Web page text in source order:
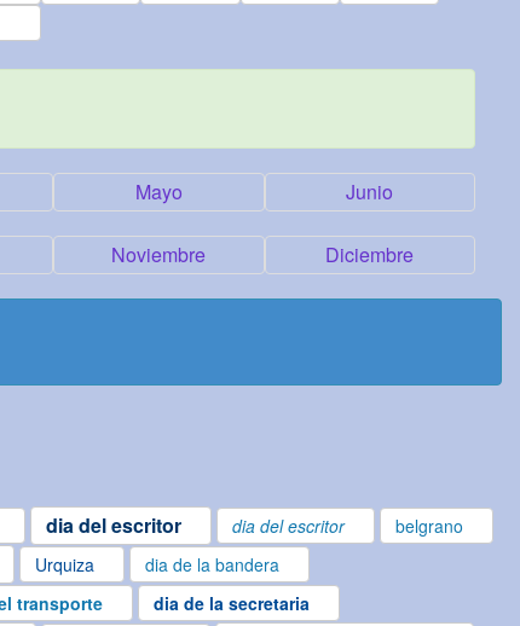
Mayo Junio
Noviembre Diciembre
dia del escritor dia del escritor
belgrano
Urquiza dia de la bandera
transporte
dia de la secretaria